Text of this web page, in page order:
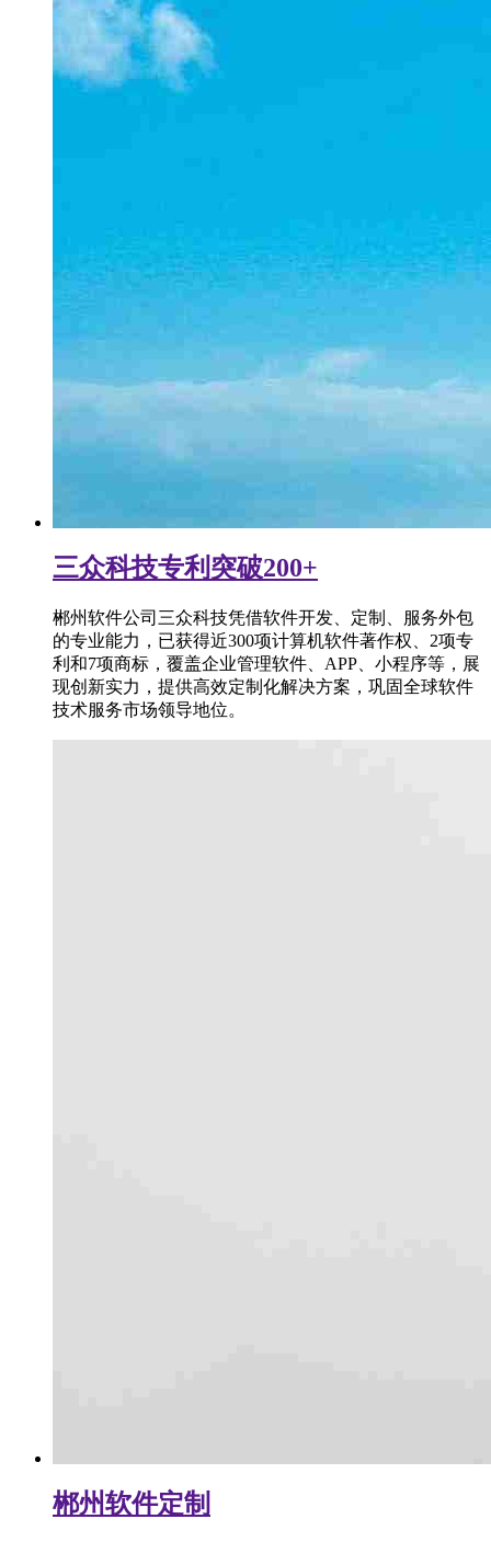
三众科技专利突破200+
郴州软件公司三众科技凭借软件开发、定制、服务外包
的专业能力，已获得近300项计算机软件著作权、2项专
利和7项商标，覆盖企业管理软件、APP、小程序等，展
现创新实力，提供高效定制化解决方案，巩固全球软件
技术服务市场领导地位。
郴州软件定制